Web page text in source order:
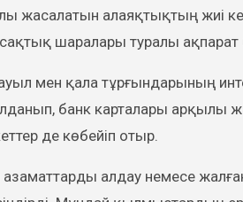
жасалатын алаяқтықтың жиі
шаралары туралы ақпарат
мен қала тұрғындарының
банк карталары арқылы
де көбейіп отыр.
алдау немесе